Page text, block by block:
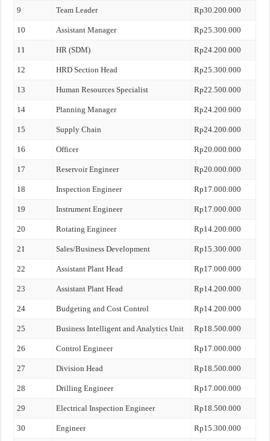
9 Team Leader Rp30.200.000
10 Assistant Manager Rp25.300.000
11 HR (SDM) Rp24.200.000
12 HRD Section Head Rp25.300.000
13 Human Resources Specialist Rp22.500.000
14 Planning Manager Rp24.200.000
15 Supply Chain Rp24.200.000
16 Officer Rp20.000.000
17 Reservoir Engineer Rp20.000.000
18 Inspection Engineer Rp17.000.000
19 Instrument Engineer Rp17.000.000
20 Rotating Engineer Rp14.200.000
21 Sales/Business Development Rp15.300.000
22 Assistant Plant Head Rp17.000.000
23 Assistant Plant Head Rp14.200.000
24 Budgeting and Cost Control Rp14.200.000
25 Business Intelligent and Analytics Unit Rp18.500.000
26 Control Engineer Rp17.000.000
27 Division Head Rp18.500.000
28 Drilling Engineer Rp17.000.000
29 Electrical Inspection Engineer Rp18.500.000
30 Engineer Rp15.300.000